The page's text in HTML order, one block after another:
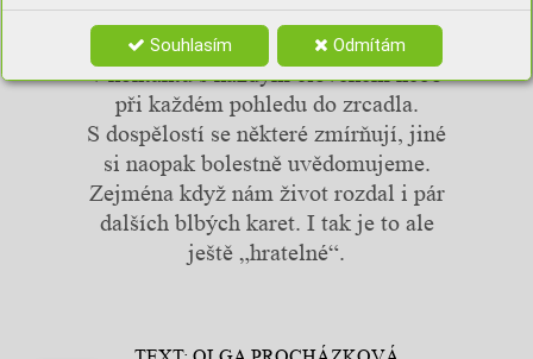
Souhlasím Odmítám
provázejí celý život. Tvoří překážky,
které překonáváme každý den,
v kontaktu s každým člověkem nebo
při každém pohledu do zrcadla.
S dospělostí se některé zmírňují, jiné
si naopak bolestně uvědomujeme.
Zejména když nám život rozdal i pár
dalších blbých karet. I tak je to ale
ještě „hratelné“.